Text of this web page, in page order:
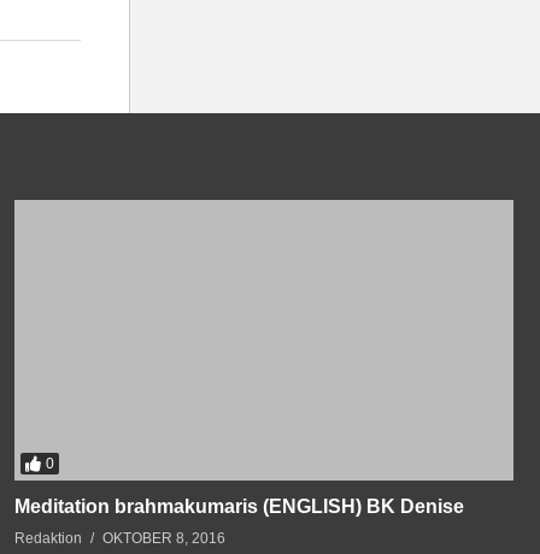
0
Meditation brahmakumaris (ENGLISH) BK Denise
Redaktion OKTOBER 8, 2016